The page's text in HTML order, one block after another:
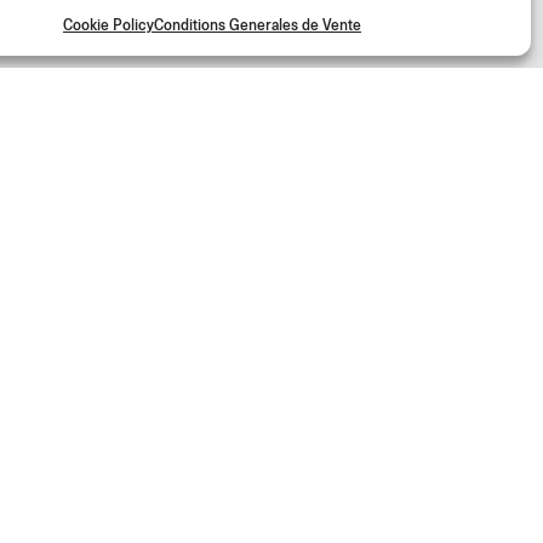
Cookie PolicyConditions Generales de Vente